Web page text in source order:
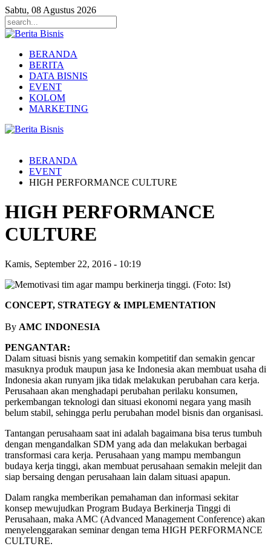
Sabtu, 08 Agustus 2026
BERANDA
BERITA
DATA BISNIS
EVENT
KOLOM
MARKETING
BERANDA
EVENT
HIGH PERFORMANCE CULTURE
HIGH PERFORMANCE
CULTURE
Kamis, September 22, 2016 - 10:19
CONCEPT, STRATEGY & IMPLEMENTATION
By AMC INDONESIA
PENGANTAR:
Dalam situasi bisnis yang semakin kompetitif dan semakin gencar
masuknya produk maupun jasa ke Indonesia akan membuat usaha di
Indonesia akan runyam jika tidak melakukan perubahan cara kerja.
Perusahaan akan menghadapi perubahan perilaku konsumen,
perkembangan teknologi dan situasi ekonomi negara yang masih
belum stabil, sehingga perlu perubahan model bisnis dan organisasi.
Tantangan perusahaam saat ini adalah bagaimana bisa terus tumbuh
dengan mengandalkan SDM yang ada dan melakukan berbagai
transformasi cara kerja. Perusahaan yang mampu membangun
budaya kerja tinggi, akan membuat perusahaan semakin melejit dan
siap bersaing dengan perusahaan lain dalam situasi apapun.
Dalam rangka memberikan pemahaman dan informasi sekitar
konsep mewujudkan Program Budaya Berkinerja Tinggi di
Perusahaan, maka AMC (Advanced Management Conference) akan
menyelenggarakan seminar dengan tema HIGH PERFORMANCE
CULTURE.